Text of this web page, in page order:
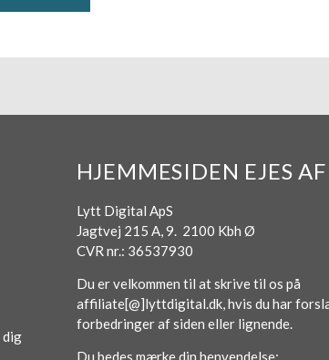
dig
HJEMMESIDEN EJES AF
Lytt Digital ApS
Jagtvej 215 A, 9. 2100 Kbh Ø
CVR nr.: 36537930
Du er velkommen til at skrive til os på
affiliate[@]lyttdigital.dk, hvis du har
forbedringer af siden eller lignende.